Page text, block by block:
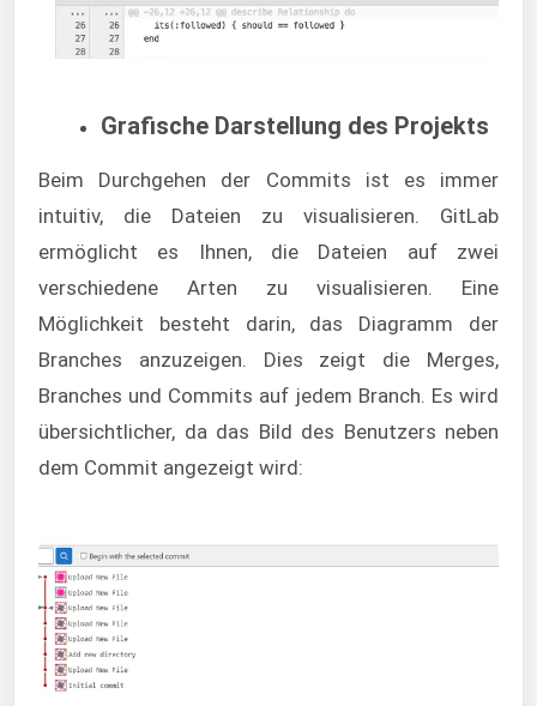
Grafische Darstellung des Projekts
Beim Durchgehen der Commits ist es immer
intuitiv, die Dateien zu visualisieren. GitLab
ermöglicht es Ihnen, die Dateien auf zwei
verschiedene Arten zu visualisieren. Eine
Möglichkeit besteht darin, das Diagramm der
Branches anzuzeigen. Dies zeigt die Merges,
Branches und Commits auf jedem Branch. Es wird
übersichtlicher, da das Bild des Benutzers neben
dem Commit angezeigt wird: